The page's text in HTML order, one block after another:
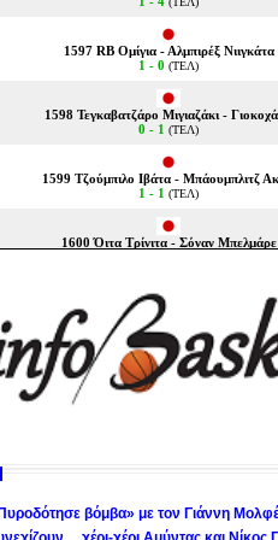
βόμβα» με τον Γιάννη